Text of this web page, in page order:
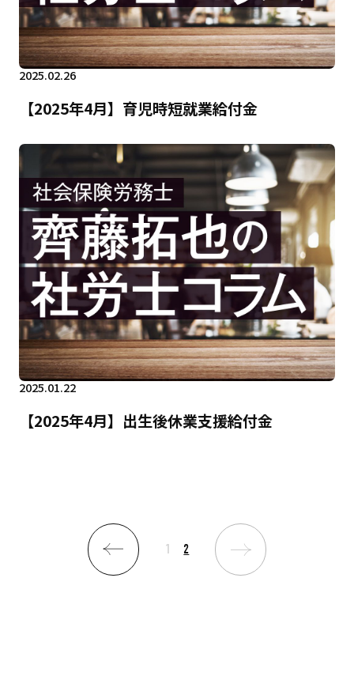
2025.02.26
【2025年4月】育児時短就業給付金
2025.01.22
【2025年4月】出生後休業支援給付金
1 2